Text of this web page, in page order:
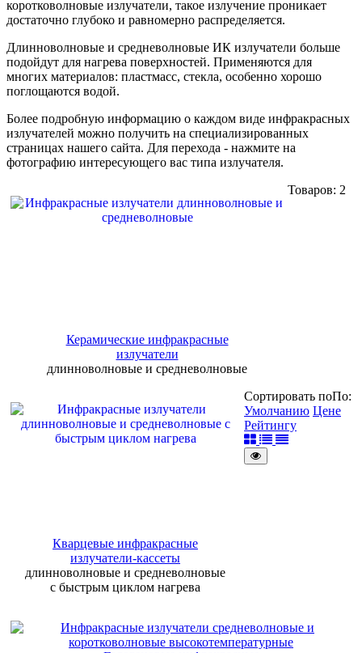
коротковолновые излучатели, такое излучение проникает
достаточно глубоко и равномерно распределяется.
Длинноволновые и средневолновые ИК излучатели больше
подойдут для нагрева поверхностей. Применяются для
многих материалов: пластмасс, стекла, особенно хорошо
поглощаются водой.
Более подробную информацию о каждом виде инфракрасных
излучателей можно получить на специализированных
страницах нашего сайта. Для перехода - нажмите на
фотографию интересующего вас типа излучателя.
Керамические инфракрасные
излучатели
длинноволновые и средневолновые
Кварцевые инфракрасные
излучатели-кассеты
длинноволновые и средневолновые
с быстрым циклом нагрева
Товаров: 2
Сортировать поПо:
Умолчанию Цене
Рейтингу